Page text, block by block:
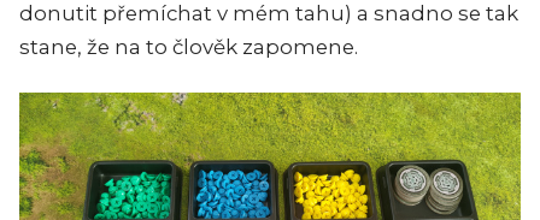
donutit přemíchat v mém tahu) a snadno se tak
stane, že na to člověk zapomene.